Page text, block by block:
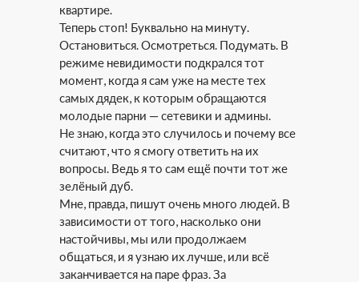
квартире.
Теперь стоп! Буквально на минуту.
Остановиться. Осмотреться. Подумать. В
режиме невидимости подкрался тот
момент, когда я сам уже на месте тех
самых дядек, к которым обращаются
молодые парни — сетевики и админы.
Не знаю, когда это случилось и почему все
считают, что я смогу ответить на их
вопросы. Ведь я то сам ещё почти тот же
зелёный дуб.
Мне, правда, пишут очень много людей. В
зависимости от того, насколько они
настойчивы, мы или продолжаем
общаться, и я узнаю их лучше, или всё
заканчивается на паре фраз. За